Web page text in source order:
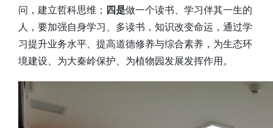
问，建立哲科思维； 四是做一个读书、学习伴其一生的
人，要加强自身学习、多读书，知识改变命运，通过学
习提升业务水平、提高道德修养与综合素养，为生态环
境建设、为大秦岭保护、为植物园发展发挥作用。